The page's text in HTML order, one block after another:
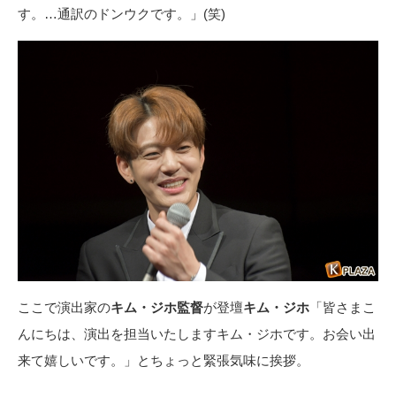
す。…通訳のドンウクです。」(笑)
ここで演出家のキム・ジホ監督が登壇キム・ジホ 「皆さまこ
んにちは、演出を担当いたしますキム・ジホです。お会い出
来て嬉しいです。」とちょっと緊張気味に挨拶。